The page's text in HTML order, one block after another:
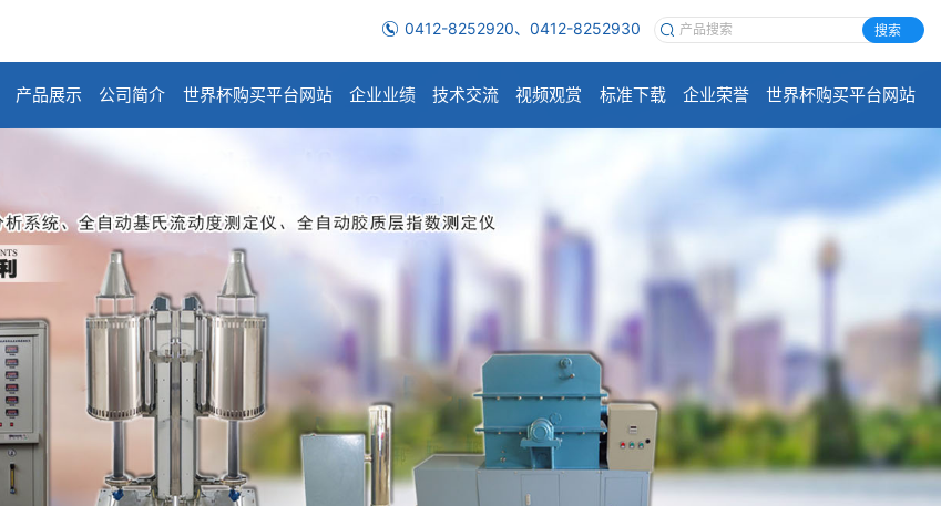
0412-8252920、0412-8252930 搜索
产品展示 公司简介 世界杯购买平台网站 企业业绩 技术交流 视频观赏 标准下载 企业荣誉 世界杯购买平台网站